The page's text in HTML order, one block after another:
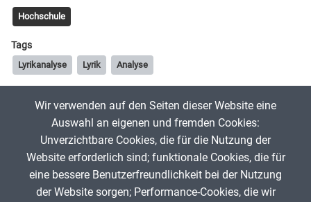
Hochschule
Tags
Lyrikanalyse Lyrik Analyse
goerangruening 16. Februar 2024
App melden
Wir verwenden auf den Seiten dieser Website eine
Auswahl an eigenen und fremden Cookies:
Unverzichtbare Cookies, die für die Nutzung der
Website erforderlich sind; funktionale Cookies, die für
eine bessere Benutzerfreundlichkeit bei der Nutzung
der Website sorgen; Performance-Cookies, die wir